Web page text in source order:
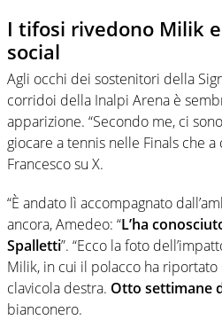
I tifosi rivedono Milik
social
Agli occhi dei sostenitori della
corridoi della Inalpi Arena è
apparizione. “Secondo me, ci
giocare a tennis nelle Finals che a
Francesco su X.
“È andato lì accompagnato
ancora, Amedeo: “L’ha
Spalletti”. “Ecco la foto
Milik, in cui il polacco ha riportato
clavicola destra. Otto settimane
bianconero.